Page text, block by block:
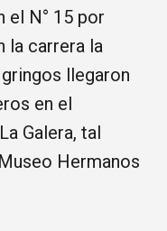
el N° 15 por
la carrera la
llegaron
en el
Galera, tal
Hermanos